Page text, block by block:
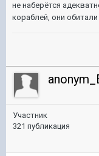
не наберётся
кораблей, они
Участник
321 публикация